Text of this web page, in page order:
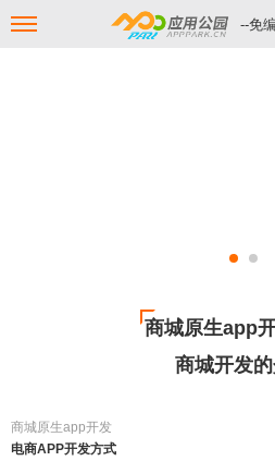
--免
商城原生app
商城开发
商城原生app开发
电商APP开发方式